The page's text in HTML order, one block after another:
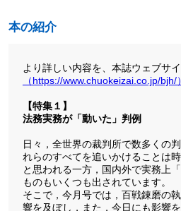
本の紹介
より詳しい内容を、本誌ウェブサイ
（https://www.chuokeizai.co.jp/bjh/）
【特集１】
法務実務が「動いた」判例
日々，全世界の裁判所で数多くの
れらのすべてを追いかけることは
と思われる一方，国内外で実務上
ものもいくつも出されています。
そこで，今月号では，百戦錬磨の
響を及ぼし，また，今日にも影響